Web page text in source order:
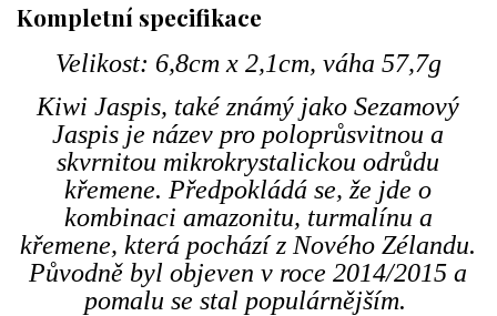
Kompletní specifikace
Velikost: 6,8cm x 2,1cm, váha 57,7g
Kiwi Jaspis, také známý jako Sezamový
Jaspis je název pro poloprůsvitnou a
skvrnitou mikrokrystalickou odrůdu
křemene. Předpokládá se, že jde o
kombinaci amazonitu, turmalínu a
křemene, která pochází z Nového Zélandu.
Původně byl objeven v roce 2014/2015 a
pomalu se stal populárnějším.